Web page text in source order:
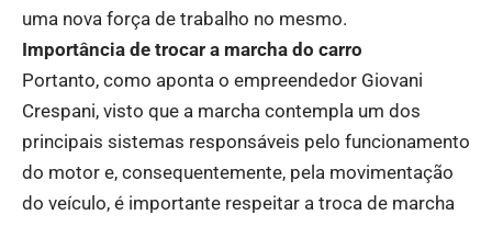
uma nova força de trabalho no mesmo.
Importância de trocar a marcha do carro
Portanto, como aponta o empreendedor Giovani
Crespani, visto que a marcha contempla um dos
principais sistemas responsáveis pelo funcionamento
do motor e, consequentemente, pela movimentação
do veículo, é importante respeitar a troca de marcha